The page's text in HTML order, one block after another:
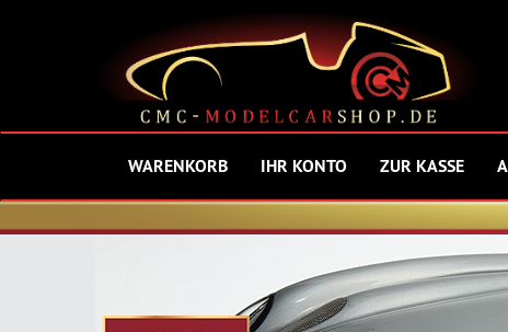
WARENKORB IHR KONTO ZUR KASSE